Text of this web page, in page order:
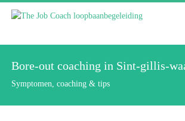
Bore-out coaching in Sint-gillis-
Symptomen, coaching & tips